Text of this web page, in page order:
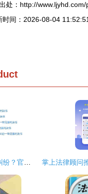
处：http://
时间：2026-08-04 11:52:51